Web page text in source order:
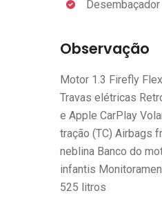
Observação
Motor 1.3 Firefly
Travas elétricas
e Apple CarPlay
tração (TC) Airbags
neblina Banco do
infantis
525 litros